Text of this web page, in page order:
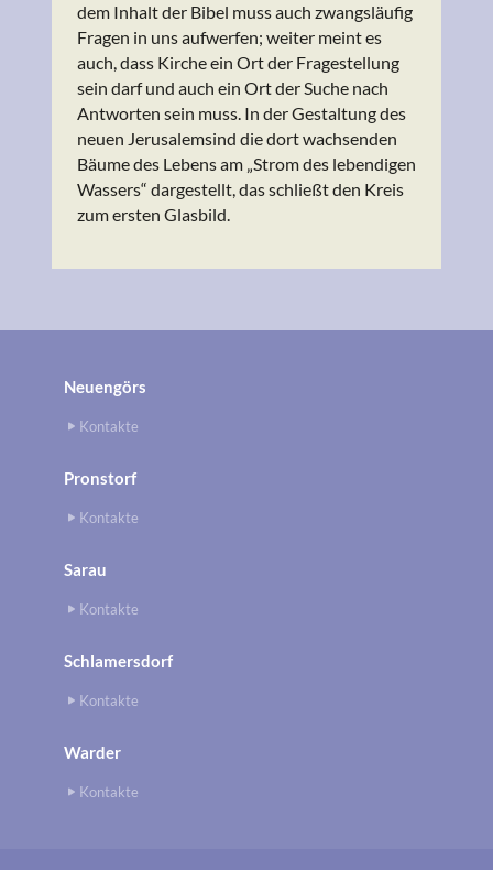
dem Inhalt der Bibel muss auch zwangsläufig
Fragen in uns aufwerfen; weiter meint es
auch, dass Kirche ein Ort der Fragestellung
sein darf und auch ein Ort der Suche nach
Antworten sein muss. In der Gestaltung des
neuen Jerusalemsind die dort wachsenden
Bäume des Lebens am „Strom des lebendigen
Wassers“ dargestellt, das schließt den Kreis
zum ersten Glasbild.
Neuengörs
Kontakte
Pronstorf
Kontakte
Sarau
Kontakte
Schlamersdorf
Kontakte
Warder
Kontakte